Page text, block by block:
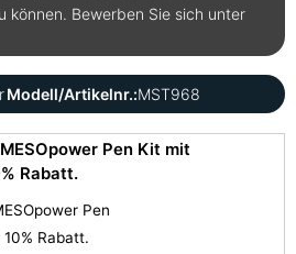
können. Bewerben Sie sich unter
Modell/Artikelnr.:MST968
Pen Kit mit
Rabatt.
Rabatt.